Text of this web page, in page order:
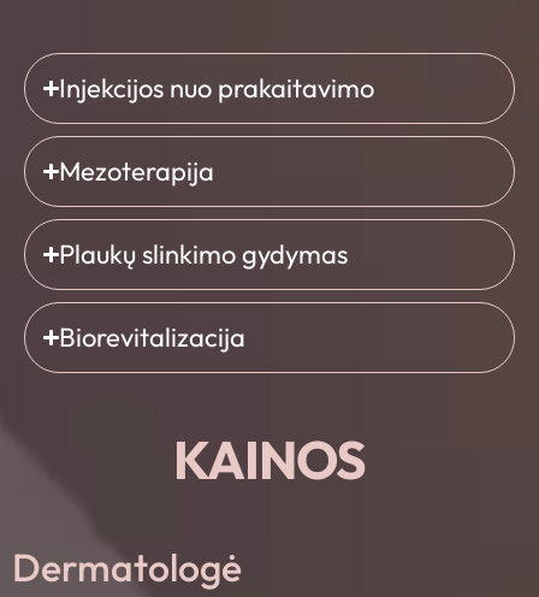
Injekcijos nuo prakaitavimo
Mezoterapija
Plaukų slinkimo gydymas
Biorevitalizacija
KAINOS
Dermatologė